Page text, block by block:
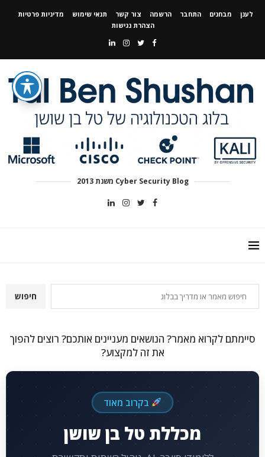
לענן מבחנים התחבר הרשמה צור קשר תנאי שימוש
מדיניות פרטיות
הצהרת נגישות
Cyber Security Blog משנת 2013
חיפוש
סיימתם לקרוא מאמר? הנושאים מעניינים אותכם? רוצים להפוך
את זה למקצוע?
בקרוב מאוד
מכללת טל בן שושן